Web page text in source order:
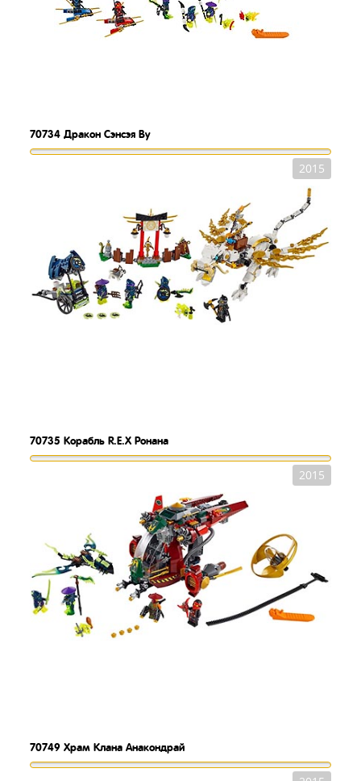
70734 Дракон Сэнсэя Ву
2015
70735 Корабль R.E.X Ронана
2015
70749 Храм Клана Анакондрай